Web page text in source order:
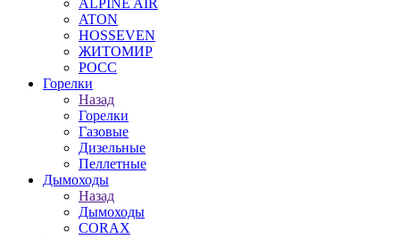
ALPINE AIR
ATON
HOSSEVEN
ЖИТОМИР
РОСС
Горелки
Назад
Горелки
Газовые
Дизельные
Пеллетные
Дымоходы
Назад
Дымоходы
CORAX